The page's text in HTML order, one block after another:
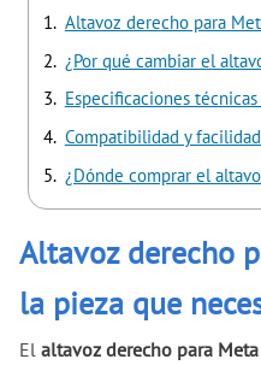
Altavoz derecho para
¿Por qué cambiar el
Especificaciones
Compatibilidad y
¿Dónde comprar el
Altavoz derecho
la pieza que
El altavoz derecho para